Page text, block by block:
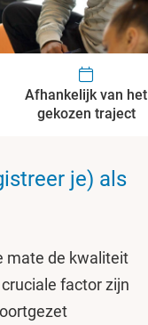
Afhankelijk van het
gekozen traject
je) als
mate de kwaliteit
factor zijn